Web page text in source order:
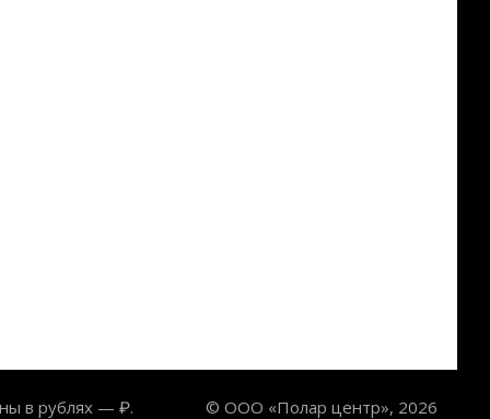
в рублях — ₽. © ООО «Полар центр», 2026